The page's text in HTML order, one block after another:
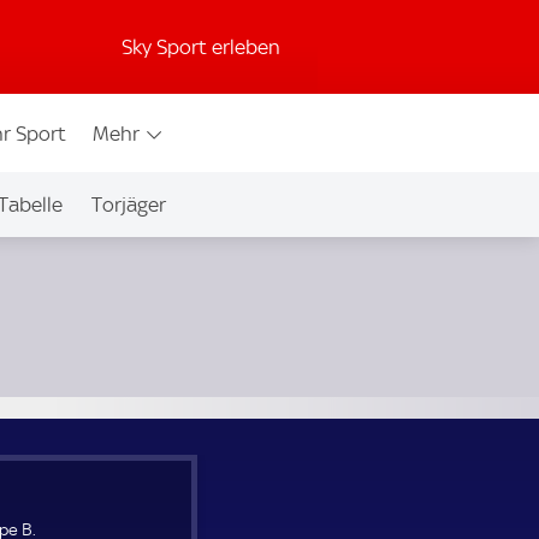
Sky Sport erleben
Sport Mehr
Torjäger
B.